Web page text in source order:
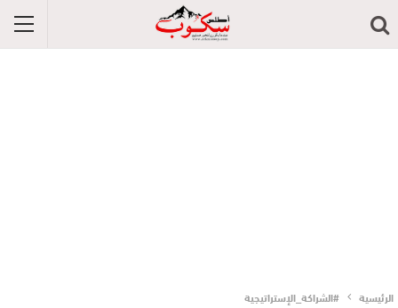
الرئيسية #الشراكة_الإستراتيجية